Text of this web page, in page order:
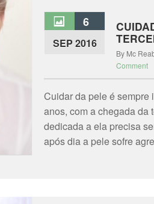
6
SEP 2016
By Mc
Comment
Cuidar da pele é sempre
anos, com a chegada da
dedicada a ela precisa
após dia a pele sofre